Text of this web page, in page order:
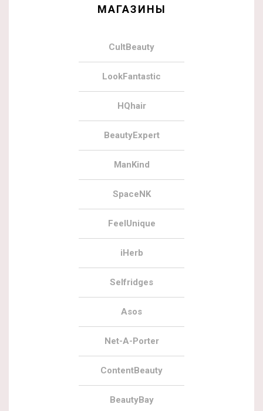
МАГАЗИНЫ
CultBeauty
LookFantastic
HQhair
BeautyExpert
ManKind
SpaceNK
FeelUnique
iHerb
Selfridges
Asos
Net-A-Porter
ContentBeauty
BeautyBay